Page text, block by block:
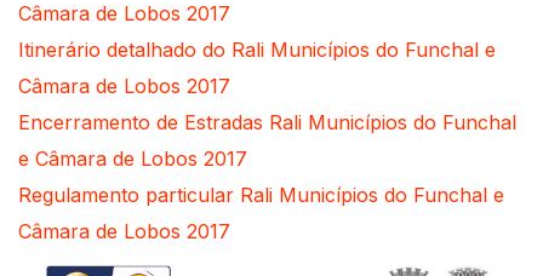
Câmara de Lobos 2017
Itinerário detalhado do Rali Municípios do Funchal e
Câmara de Lobos 2017
Encerramento de Estradas Rali Municípios do Funchal
e Câmara de Lobos 2017
Regulamento particular Rali Municípios do Funchal e
Câmara de Lobos 2017